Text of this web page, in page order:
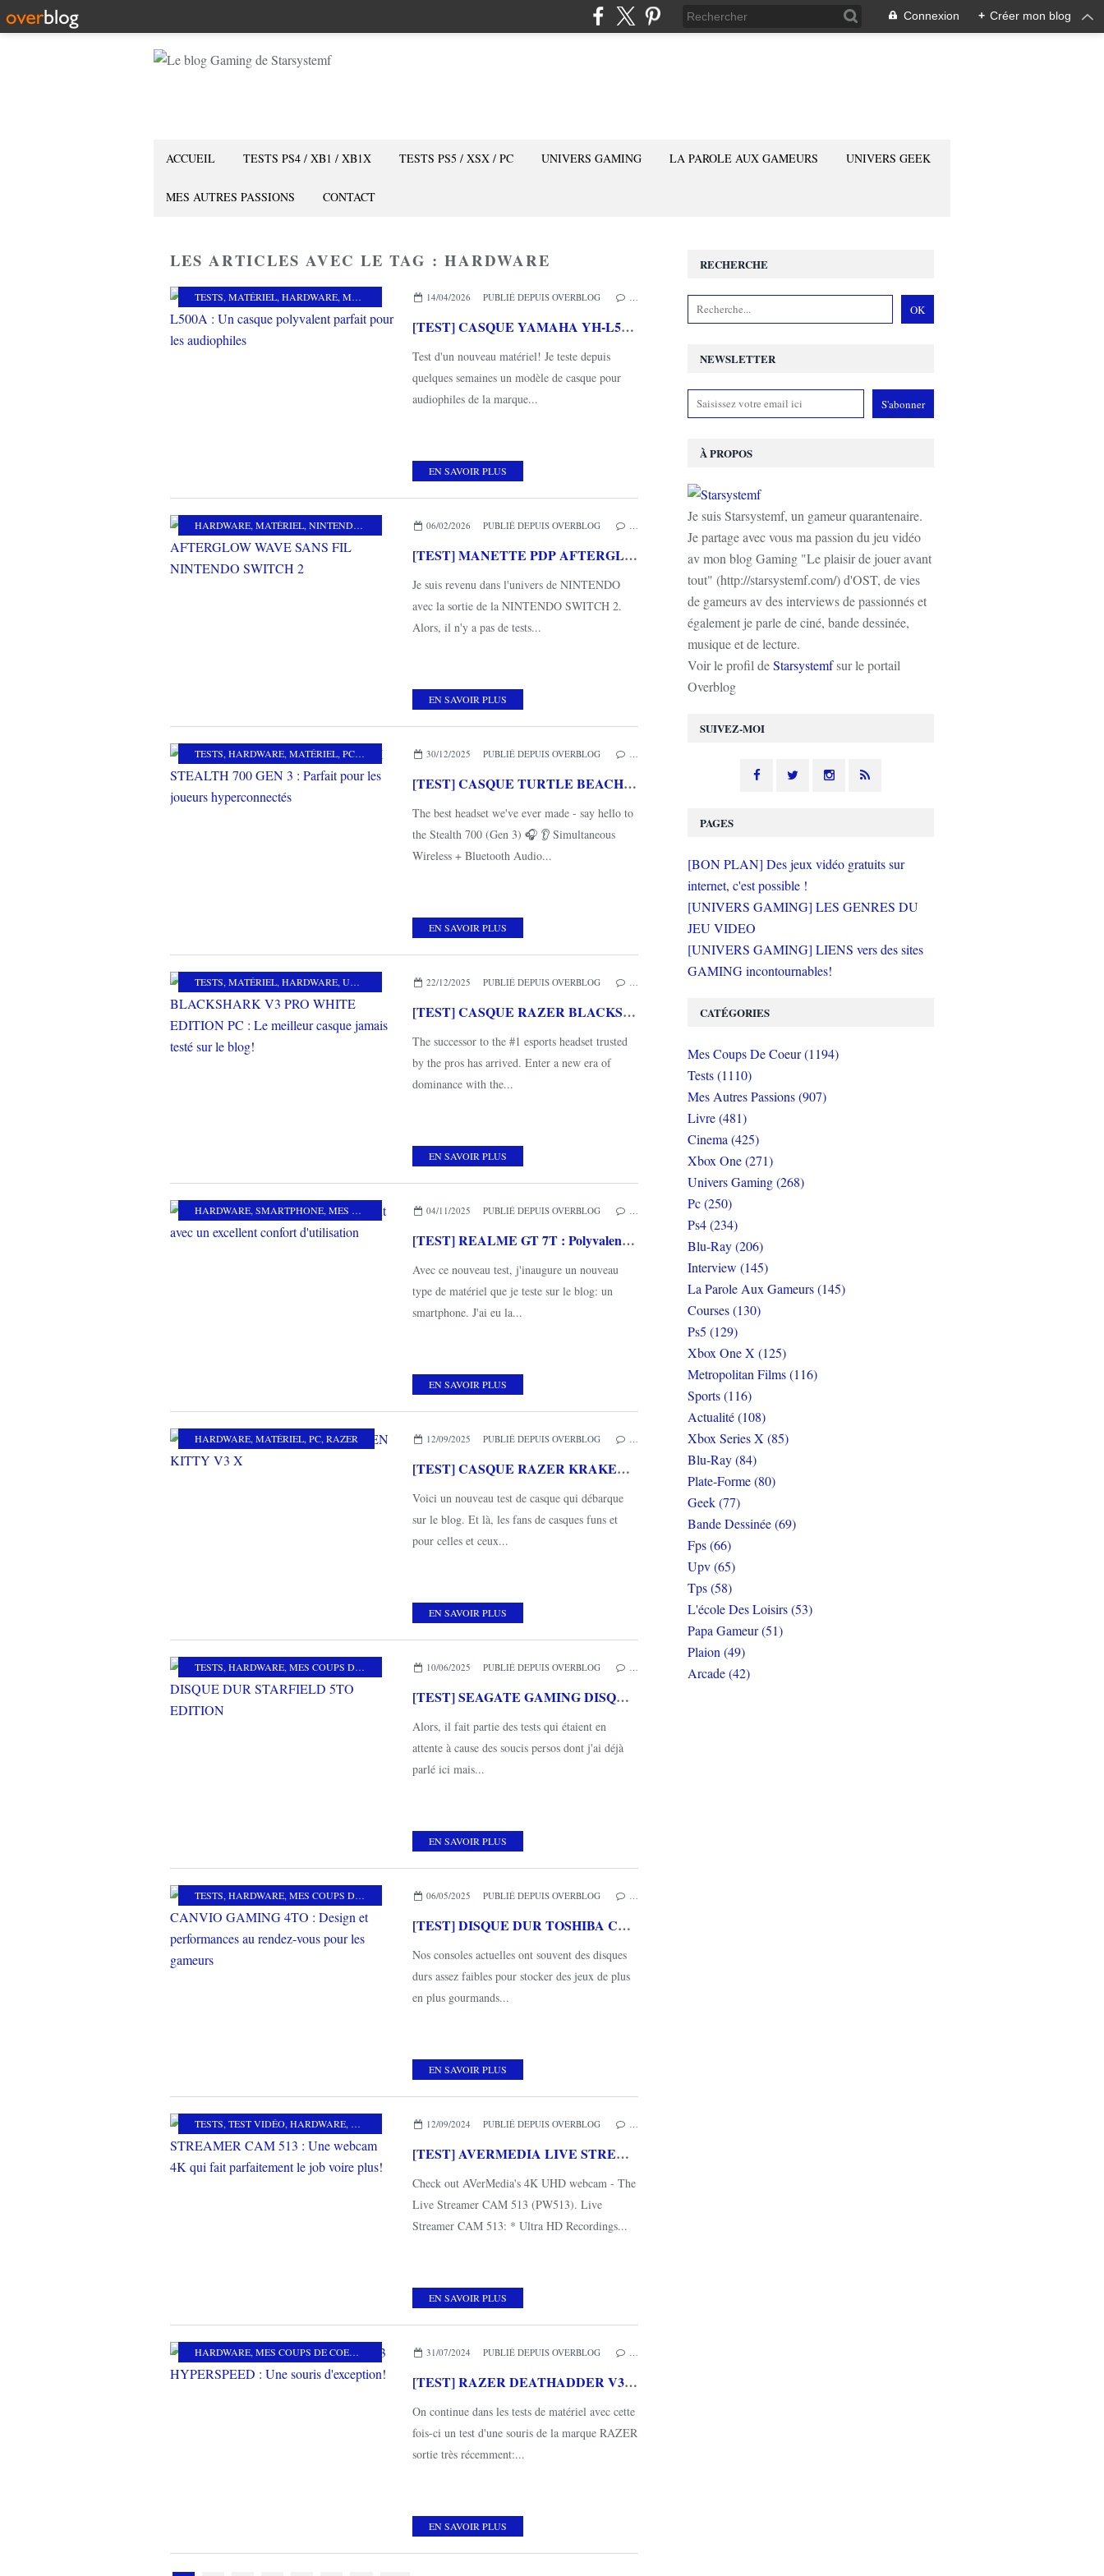
Connexion + Créer mon blog
ACCUEIL TESTS PS4 / XB1 / XB1X TESTS PS5 / XSX / PC UNIVERS GAMING LA PAROLE AUX GAMEURS UNIVERS GEEK
MES AUTRES PASSIONS CONTACT
LES ARTICLES AVEC LE TAG : HARDWARE
TESTS, MATÉRIEL, HARDWARE, MES COUPS DE COEUR ,YAMAHA
14/04/2026 PUBLIÉ DEPUIS OVERBLOG
[TEST] CASQUE YAMAHA YH-L500A : Un casque polyvalent parfait pour les audiophiles
Test d'un nouveau matériel! Je teste depuis
quelques semaines un modèle de casque pour
audiophiles de la marque...
EN SAVOIR PLUS
HARDWARE, MATÉRIEL, NINTENDO SWITCH 2 PDP,TURTLE BEACH,MES COUPS DE COEUR
06/02/2026 PUBLIÉ DEPUIS OVERBLOG
[TEST] MANETTE PDP AFTERGLOW WAVE SANS FIL NINTENDO SWITCH 2
Je suis revenu dans l'univers de NINTENDO
avec la sortie de la NINTENDO SWITCH 2.
Alors, il n'y a pas de tests...
EN SAVOIR PLUS
TESTS, HARDWARE, MATÉRIEL, PC,PS5 TURTLE BEACH
30/12/2025 PUBLIÉ DEPUIS OVERBLOG
[TEST] CASQUE TURTLE BEACH STEALTH 700 GEN 3 : Parfait pour les joueurs hyperconnectés
The best headset we've ever made - say hello to
the Stealth 700 (Gen 3) 🎧 👂 Simultaneous
Wireless + Bluetooth Audio...
EN SAVOIR PLUS
TESTS, MATÉRIEL, HARDWARE, UNIVERS GAMING ,MES COUPS DE COEUR,RAZER
22/12/2025 PUBLIÉ DEPUIS OVERBLOG
[TEST] CASQUE RAZER BLACKSHARK V3 PRO WHITE EDITION PC : Le meilleur casque jamais testé sur le blog!
The successor to the #1 esports headset trusted
by the pros has arrived. Enter a new era of
dominance with the...
EN SAVOIR PLUS
HARDWARE, SMARTPHONE, MES AUTRES PASSIONS , MATÉRIEL,MES COUPS DE COEUR
04/11/2025 PUBLIÉ DEPUIS OVERBLOG
[TEST] REALME GT 7T : Polyvalent avec un excellent confort d'utilisation
Avec ce nouveau test, j'inaugure un nouveau
type de matériel que je teste sur le blog: un
smartphone. J'ai eu la...
EN SAVOIR PLUS
HARDWARE, MATÉRIEL, PC, RAZER 12/09/2025 PUBLIÉ DEPUIS OVERBLOG
[TEST] CASQUE RAZER KRAKEN KITTY V3 X
Voici un nouveau test de casque qui débarque
sur le blog. Et là, les fans de casques funs et
pour celles et ceux...
EN SAVOIR PLUS
TESTS, HARDWARE, MES COUPS DE COEUR XBOX SERIES X SEAGATE GAMING
10/06/2025 PUBLIÉ DEPUIS OVERBLOG
[TEST] SEAGATE GAMING DISQUE DUR STARFIELD 5TO EDITION
Alors, il fait partie des tests qui étaient en
attente à cause des soucis persos dont j'ai déjà
parlé ici mais...
EN SAVOIR PLUS
TESTS, HARDWARE, MES COUPS DE COEUR TOSHIBA06/05/2025 PUBLIÉ DEPUIS OVERBLOG
[TEST] DISQUE DUR TOSHIBA CANVIO GAMING 4TO : Design et performances au rendez-vous pour les gameurs
Nos consoles actuelles ont souvent des disques
durs assez faibles pour stocker des jeux de plus
en plus gourmands...
EN SAVOIR PLUS
TESTS, TEST VIDÉO, HARDWARE, MES COUPS DE COEUR,AVERMEDIA
12/09/2024 PUBLIÉ DEPUIS OVERBLOG
[TEST] AVERMEDIA LIVE STREAMER CAM 513 : Une webcam 4K qui fait parfaitement le job voire plus!
Check out AVerMedia's 4K UHD webcam - The
Live Streamer CAM 513 (PW513). Live
Streamer CAM 513: * Ultra HD Recordings...
EN SAVOIR PLUS
HARDWARE, MES COUPS DE COEUR , RAZER 31/07/2024 PUBLIÉ DEPUIS OVERBLOG
[TEST] RAZER DEATHADDER V3 HYPERSPEED : Une souris d'exception!
On continue dans les tests de matériel avec cette
fois-ci un test d'une souris de la marque RAZER
sortie très récemment:...
EN SAVOIR PLUS
NEWSLETTER
SUIVEZ-MOI
RECHERCHE
À PROPOS
Je suis Starsystemf, un gameur quarantenaire.
Je partage avec vous ma passion du jeu vidéo
av mon blog Gaming "Le plaisir de jouer avant
tout" (http://starsystemf.com/) d'OST, de vies
de gameurs av des interviews de passionnés et
également je parle de ciné, bande dessinée,
musique et de lecture.
Voir le profil deStarsystemfsur le portail
Overblog
PAGES
[BON PLAN] Des jeux vidéo gratuits sur
internet, c'est possible !
[UNIVERS GAMING] LES GENRES DU
JEU VIDEO
[UNIVERS GAMING] LIENS vers des sites
GAMING incontournables!
CATÉGORIES
Mes Coups De Coeur (1194)
Tests (1110)
Mes Autres Passions (907)
Livre (481)
Cinema (425)
Xbox One (271)
Univers Gaming (268)
Pc (250)
Ps4 (234)
Blu-Ray (206)
Interview (145)
La Parole Aux Gameurs (145)
Courses (130)
Ps5 (129)
Xbox One X (125)
Metropolitan Films (116)
Sports (116)
Actualité (108)
Xbox Series X (85)
Blu-Ray (84)
Plate-Forme (80)
Geek (77)
Bande Dessinée (69)
Fps (66)
Upv (65)
Tps (58)
L'école Des Loisirs (53)
Papa Gameur (51)
Plaion (49)
Arcade (42)